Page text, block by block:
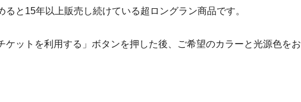
ると15年以上販売し続けている超ロングラン商品です。
ットを利用する」ボタンを押した後、ご希望のカラーと光源色をお